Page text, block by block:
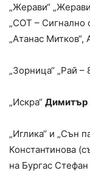
„Жерави“
„СОТ – Сигнално
„Атанас Митков“,
„Зорница“ „Рай
„Искра“ Димитър
„Иглика“ и „Сън
Константинова
на Бургас